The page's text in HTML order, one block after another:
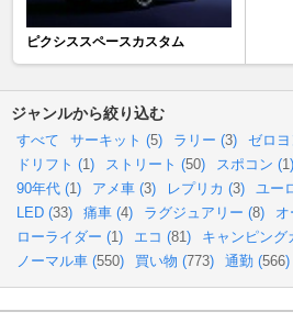
ピクシススペースカスタム
ジャンルから絞り込む
すべて サーキット (5) ラリー (3) ゼロ
ドリフト (1 ) ストリート (50) スポコン (1 )
90年代 (1 ) アメ車 (3) レプリカ (3) ユー
LED (33) 痛車 (4) ラグジュアリー (8) オ
ローライダー (1 ) エコ (81 ) キャンピング
ノーマル車 (550) 買い物 (773) 通勤 (566)